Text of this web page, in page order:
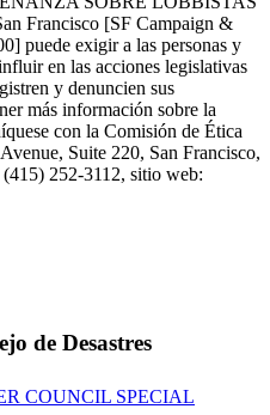
Francisco [SF Campaign &
puede exigir a las personas y
en las acciones legislativas
y denuncien sus
más información sobre la
con la Comisión de Ética
Suite 220, San Francisco,
252-3112, sitio web:
de Desastres
COUNCIL SPECIAL